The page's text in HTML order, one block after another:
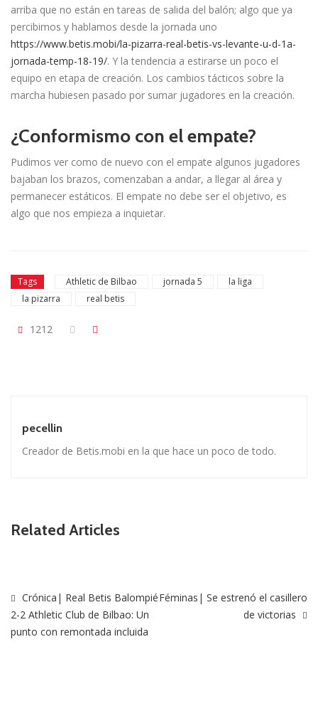
arriba que no están en tareas de salida del balón; algo que ya
percibimos y hablamos desde la jornada uno
https://www.betis.mobi/la-pizarra-real-betis-vs-levante-u-d-1a-
jornada-temp-18-19/. Y la tendencia a estirarse un poco el
equipo en etapa de creación. Los cambios tácticos sobre la
marcha hubiesen pasado por sumar jugadores en la creación.
¿Conformismo con el empate?
Pudimos ver como de nuevo con el empate algunos jugadores
bajaban los brazos, comenzaban a andar, a llegar al área y
permanecer estáticos. El empate no debe ser el objetivo, es
algo que nos empieza a inquietar.
Tags Athletic de Bilbao jornada 5
la liga
la pizarra
real betis
1212
pecellin
Creador de Betis.mobi en la que hace un poco de todo.
Related Articles
Crónica| Real Betis Balompié
2-2 Athletic Club de Bilbao: Un
punto con remontada incluida
Féminas| Se estrenó el casillero
de victorias